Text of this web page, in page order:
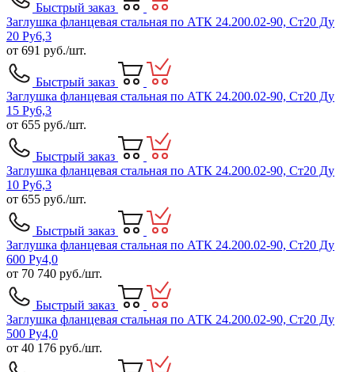
Быстрый заказ
Заглушка фланцевая стальная по АТК 24.200.02-90, Ст20 Ду
20 Ру6,3
от 691 руб./шт.
Быстрый заказ
Заглушка фланцевая стальная по АТК 24.200.02-90, Ст20 Ду
15 Ру6,3
от 655 руб./шт.
Быстрый заказ
Заглушка фланцевая стальная по АТК 24.200.02-90, Ст20 Ду
10 Ру6,3
от 655 руб./шт.
Быстрый заказ
Заглушка фланцевая стальная по АТК 24.200.02-90, Ст20 Ду
600 Ру4,0
от 70 740 руб./шт.
Быстрый заказ
Заглушка фланцевая стальная по АТК 24.200.02-90, Ст20 Ду
500 Ру4,0
от 40 176 руб./шт.